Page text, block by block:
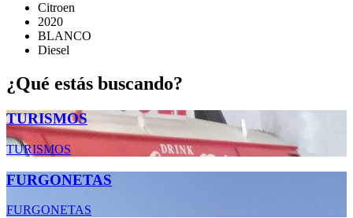
Citroen
2020
BLANCO
Diesel
¿Qué estás buscando?
TURISMOS
TURISMOS
FURGONETAS
FURGONETAS